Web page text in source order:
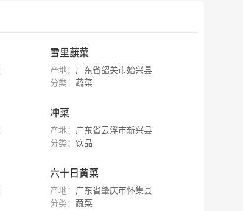
雪里蕻菜
产地： 广东省韶关市始兴县
分类：蔬菜
冲菜
产地： 广东省云浮市新兴县
分类：饮品
六十日黄菜
产地： 广东省肇庆市怀集县
分类：蔬菜